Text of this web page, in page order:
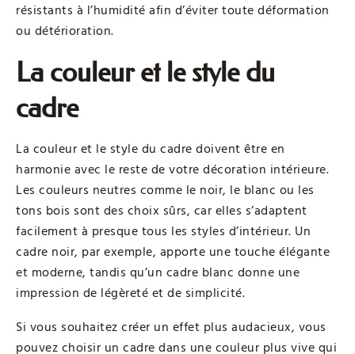
résistants à l’humidité afin d’éviter toute déformation
ou détérioration.
La couleur et le style du
cadre
La couleur et le style du cadre doivent être en
harmonie avec le reste de votre décoration intérieure.
Les couleurs neutres comme le noir, le blanc ou les
tons bois sont des choix sûrs, car elles s’adaptent
facilement à presque tous les styles d’intérieur. Un
cadre noir, par exemple, apporte une touche élégante
et moderne, tandis qu’un cadre blanc donne une
impression de légèreté et de simplicité.
Si vous souhaitez créer un effet plus audacieux, vous
pouvez choisir un cadre dans une couleur plus vive qui